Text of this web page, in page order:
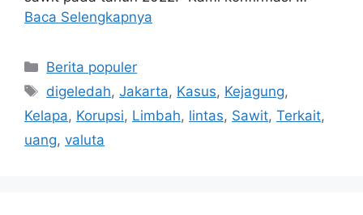
Baca Selengkapnya
Kategori
Berita populer
Tag
digeledah,Jakarta, Kasus, Kejagung,
Kelapa, Korupsi, Limbah, lintas, Sawit, Terkait,
uang, valuta